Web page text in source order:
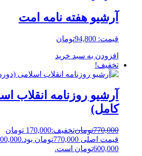
آرشیو هفته نامه امت
قیمت: 94,800تومان
افزودن به سبد خرید
تخفیف!
آرشیو روزنامه انقلاب
کامل)
770,000تومانتخفیف:170,000 تومان
قیمت اصلی 770,000تومان بود.
600,000تومان است.